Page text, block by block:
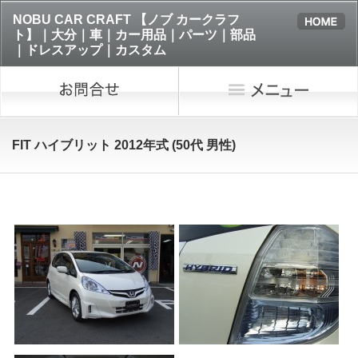
NOBU CAR CRAFT 【ノブ カークラフ
ト】｜大分｜車｜カー用品｜パーツ｜部品
｜ドレスアップ｜カスタム
FIT ハイブリット 2012年式 (50代 男性)